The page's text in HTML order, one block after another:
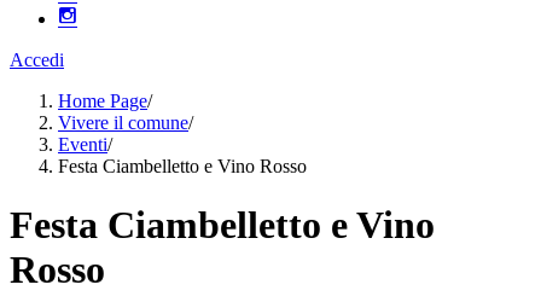
Accedi
Home Page/
Vivere il comune/
Eventi/
Festa Ciambelletto e Vino Rosso
Festa Ciambelletto e Vino
Rosso